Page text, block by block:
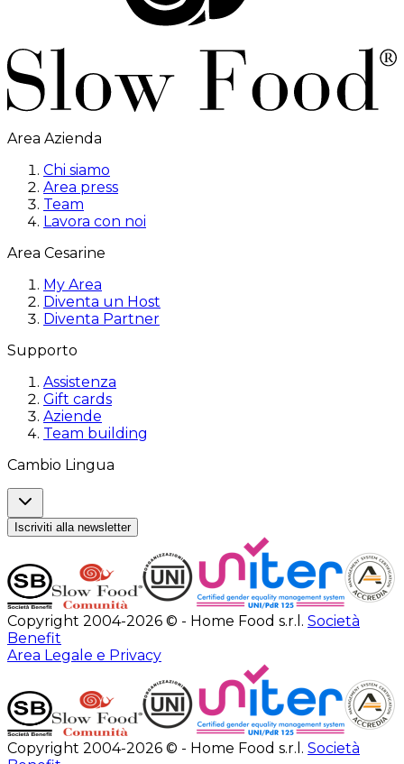
Area Azienda
Chi siamo
Area press
Team
Lavora con noi
Area Cesarine
My Area
Diventa un Host
Diventa Partner
Supporto
Assistenza
Gift cards
Aziende
Team building
Cambio Lingua
Iscriviti alla newsletter
Copyright 2004-2026 © - Home Food s.r.l. Società
Benefit
Area Legale e Privacy
Copyright 2004-2026 © - Home Food s.r.l. Società